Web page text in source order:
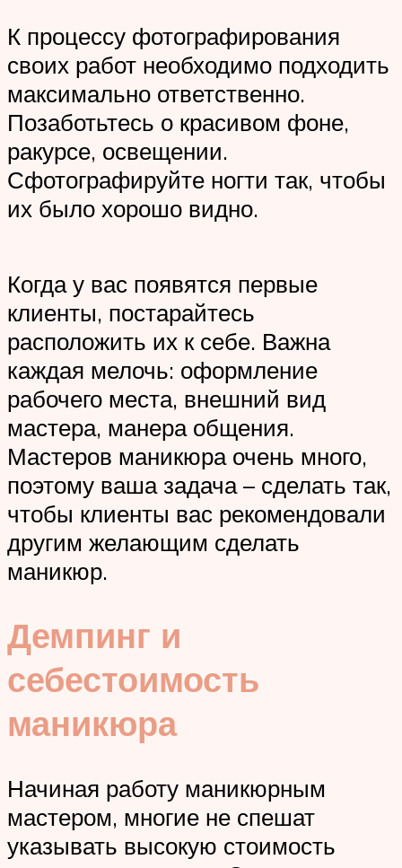
К процессу фотографирования
своих работ необходимо подходить
максимально ответственно.
Позаботьтесь о красивом фоне,
ракурсе, освещении.
Сфотографируйте ногти так, чтобы
их было хорошо видно.
Когда у вас появятся первые
клиенты, постарайтесь
расположить их к себе. Важна
каждая мелочь: оформление
рабочего места, внешний вид
мастера, манера общения.
Мастеров маникюра очень много,
поэтому ваша задача – сделать так,
чтобы клиенты вас рекомендовали
другим желающим сделать
маникюр.
Демпинг и
себестоимость
маникюра
Начиная работу маникюрным
мастером, многие не спешат
указывать высокую стоимость